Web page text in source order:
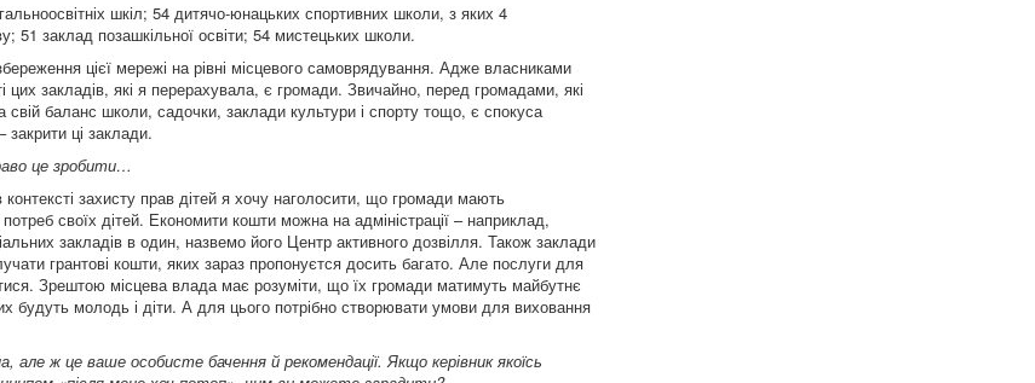
шкіл; 54 дитячо-юнацьких спортивних школи, з яких 4
51 заклад позашкільної освіти; 54 мистецьких школи.
цієї мережі на рівні місцевого самоврядування. Адже власниками
цих закладів, які я перерахувала, є громади. Звичайно, перед громадами, які
свій баланс школи, садочки, заклади культури і спорту тощо, є спокуса
закрити ці заклади.
це зробити…
захисту прав дітей я хочу наголосити, що громади мають
своїх дітей. Економити кошти можна на адміністрації – наприклад,
закладів в один, назвемо його Центр активного дозвілля. Також заклади
грантові кошти, яких зараз пропонуєтся досить багато. Але послуги для
Зрештою місцева влада має розуміти, що їх громади матимуть майбутнє
будуть молодь і діти. А для цього потрібно створювати умови для виховання
але ж це ваше особисте бачення й рекомендації. Якщо керівник якоїсь